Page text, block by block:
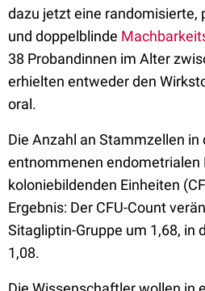
dazu jetzt eine randomisierte,
und doppelblinde
38 Probandinnen im Alter
erhielten entweder den
oral.
Die Anzahl an Stammzellen
entnommenen endometrialen
koloniebildenden Einheiten
Ergebnis: Der CFU-Count
Sitagliptin-Gruppe um 1,68, in
1,08.